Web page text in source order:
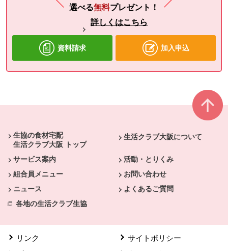
選べる無料プレゼント！
詳しくはこちら
資料請求 加入申込
生協の食材宅配
生活クラブ大阪 トップ
生活クラブ大阪について
サービス案内
活動・とりくみ
組合員メニュー
お問い合わせ
ニュース
よくあるご質問
各地の生活クラブ生協
リンク
サイトポリシー